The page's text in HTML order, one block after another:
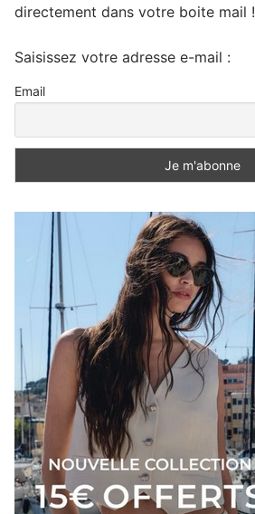
directement dans votre boite mail !
Saisissez votre adresse e-mail :
Email